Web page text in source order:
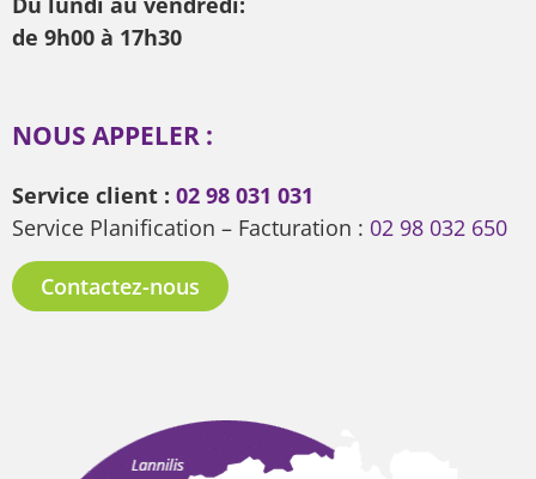
de 9h00 à 17h30
NOUS APPELER :
Service client : 02 98 031 031
Service Planification – Facturation : 02 98 032 650
Contactez-nous